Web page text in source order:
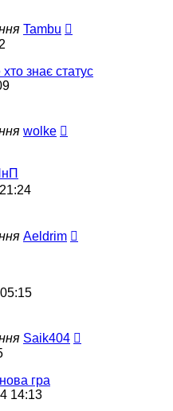
Tambu
знає статус
wolke
Aeldrim
Saik404
гра
14:13